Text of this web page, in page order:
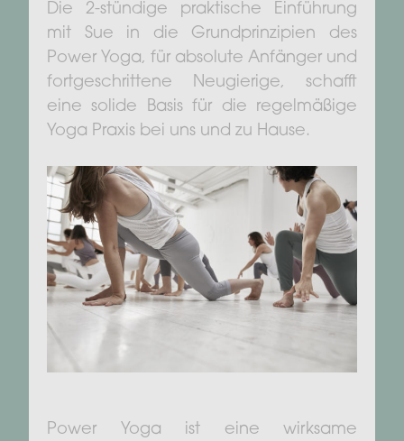
Die 2-stündige praktische Einführung
mit Sue in die Grundprinzipien des
Power Yoga, für absolute Anfänger und
fortgeschrittene Neugierige, schafft
eine solide Basis für die regelmäßige
Yoga Praxis bei uns und zu Hause.
Power Yoga ist eine wirksame